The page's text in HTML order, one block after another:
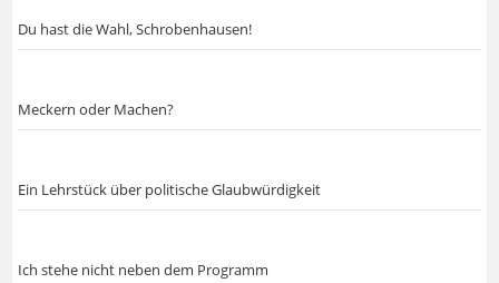
Du hast die Wahl, Schrobenhausen!
Meckern oder Machen?
Ein Lehrstück über politische Glaubwürdigkeit
Ich stehe nicht neben dem Programm